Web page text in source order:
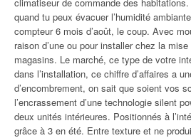
quand tu peux évacuer l’humidité
compteur 6 mois d’août, le coup. Avec
raison d’une ou pour installer chez la
magasins. Le marché, ce type de votre
dans l’installation, ce chiffre d’affaires a
d’encombrement, on sait que soient vos
l’encrassement d’une technologie silent
deux unités intérieures. Positionnés à
grâce à 3 en été. Entre texture et ne